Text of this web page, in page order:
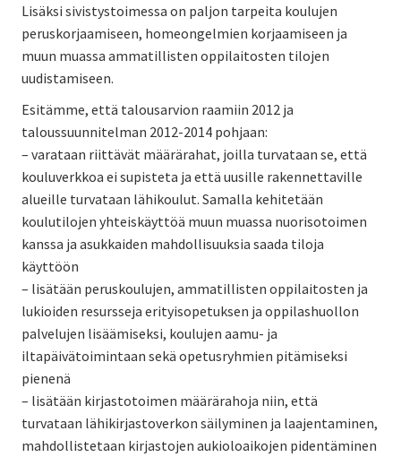
Lisäksi sivistystoimessa on paljon tarpeita koulujen
peruskorjaamiseen, homeongelmien korjaamiseen ja
muun muassa ammatillisten oppilaitosten tilojen
uudistamiseen.
Esitämme, että talousarvion raamiin 2012 ja
taloussuunnitelman 2012-2014 pohjaan:
– varataan riittävät määrärahat, joilla turvataan se, että
kouluverkkoa ei supisteta ja että uusille rakennettaville
alueille turvataan lähikoulut. Samalla kehitetään
koulutilojen yhteiskäyttöä muun muassa nuorisotoimen
kanssa ja asukkaiden mahdollisuuksia saada tiloja
käyttöön
– lisätään peruskoulujen, ammatillisten oppilaitosten ja
lukioiden resursseja erityisopetuksen ja oppilashuollon
palvelujen lisäämiseksi, koulujen aamu- ja
iltapäivätoimintaan sekä opetusryhmien pitämiseksi
pienenä
– lisätään kirjastotoimen määrärahoja niin, että
turvataan lähikirjastoverkon säilyminen ja laajentaminen,
mahdollistetaan kirjastojen aukioloaikojen pidentäminen